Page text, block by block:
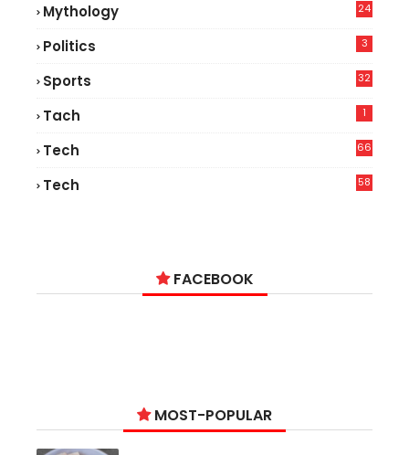
Mythology 24
Politics 3
Sports 32
Tach 1
Tech
66
Tech
58
FACEBOOK
MOST-POPULAR